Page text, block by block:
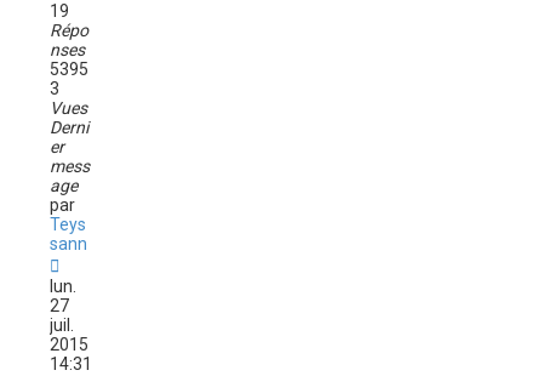
19
Répo
nses
5395
3
Vues
Derni
er
mess
age
par
Teys
sann
lun.
27
juil.
2015
14:31